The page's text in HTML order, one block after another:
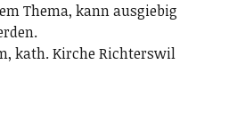
Thema, kann ausgiebig
kath. Kirche Richterswil